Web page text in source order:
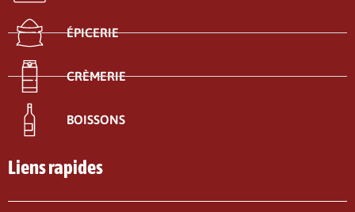
ÉPICERIE
CRÈMERIE
BOISSONS
Liens rapides